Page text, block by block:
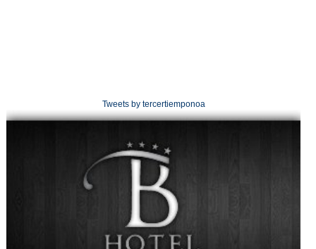
Tweets by tercertiemponoa